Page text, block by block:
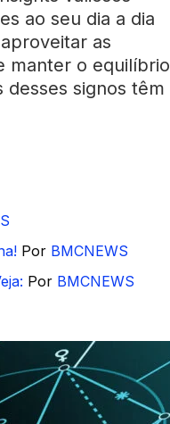
ao seu dia a dia
as
manter o equilíbrio
desses signos têm
Por BMCNEWS
Por BMCNEWS